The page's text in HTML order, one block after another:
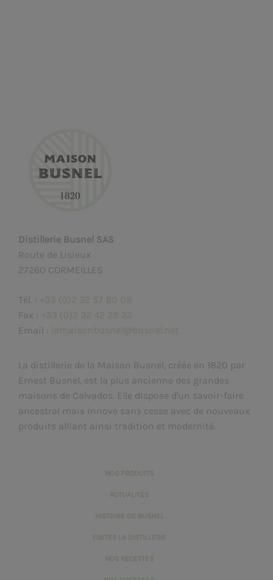
Distillerie Busnel SAS
Route de Lisieux
27260 CORMEILLES
Tél. :
Fax :
Email :
La distillerie de la Maison Busnel, créée en 1820 par
Ernest Busnel, est la plus ancienne des grandes
maisons de Calvados. Elle dispose d'un savoir-faire
ancestral mais innove sans cesse avec de nouveaux
produits alliant ainsi tradition et modernité.
NOS PRODUITS
ACTUALITÉS
HISTOIRE DE BUSNEL
VISITER LA DISTILLERIE
NOS RECETTES